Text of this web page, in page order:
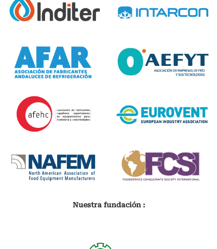
Nuestra fundación :